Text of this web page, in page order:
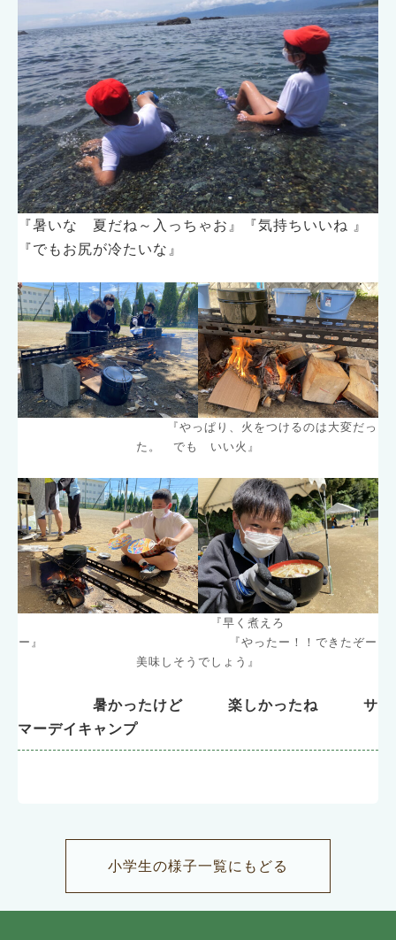
『暑いな 夏だね～入っちゃお』『気持ちいいね 』
『でもお尻が冷たいな』
『やっぱり、火をつけるのは大変だっ
た。 でも いい火』
『早く煮えろ
ー』 『やったー！！できたぞー
美味しそうでしょう』
暑かったけど 楽しかったね サ
マーデイキャンプ
小学生の様子一覧にもどる